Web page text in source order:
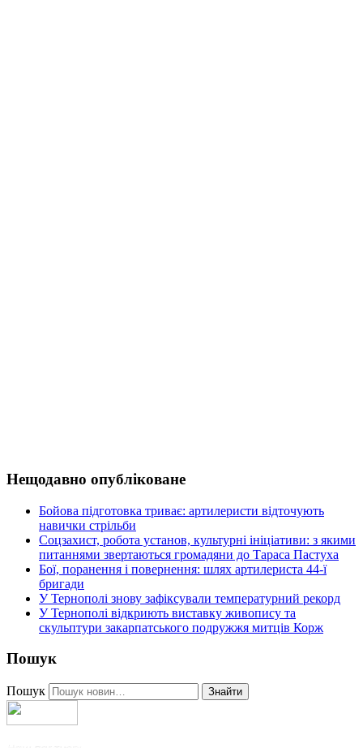
Нещодавно опубліковане
Бойова підготовка триває: артилеристи відточують
навички стрільби
Соцзахист, робота установ, культурні ініціативи: з якими
питаннями звертаються громадяни до Тараса Пастуха
Бої, поранення і повернення: шлях артилериста 44-ї
бригади
У Тернополі знову зафіксували температурний рекорд
У Тернополі відкриють виставку живопису та
скульптури закарпатського подружжя митців Корж
Пошук
Пошук Знайти